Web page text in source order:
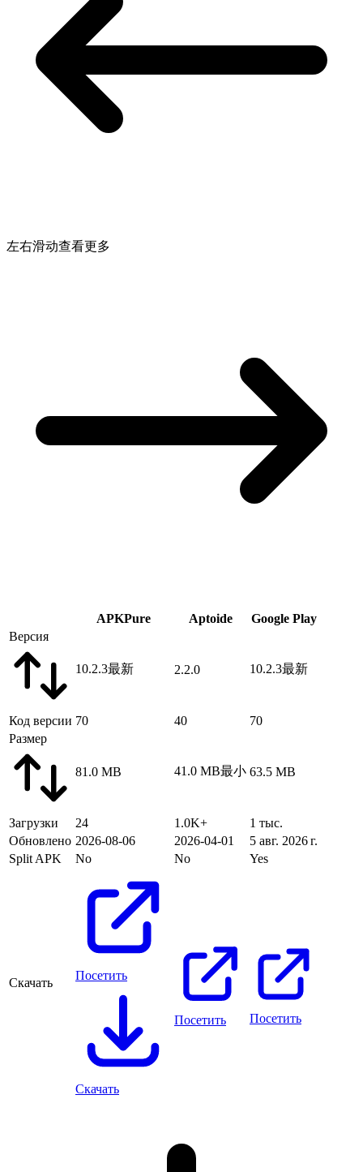
左右滑动查看更多
APKPure Aptoide
Google Play
Версия
10.2.3最新 2.2.0 10.2.3最新
Код версии 70 40
70
Размер
81.0 MB 41.0 MB最小 63.5 MB
Загрузки 24 1.0K+
1 тыс.
Обновлено 2026-08-06 2026-04-01
5 авг. 2026 г.
Split APK
No No Yes
Скачать
Посетить
Скачать
Посетить Посетить